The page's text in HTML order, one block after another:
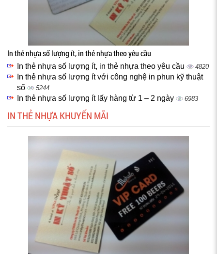
In thẻ nhựa số lượng ít, in thẻ nhựa theo yêu cầu
In thẻ nhựa số lượng ít, in thẻ nhựa theo yêu cầu 4820
In thẻ nhựa số lượng ít với công nghệ in phun kỹ thuật
số
5244
In thẻ nhựa số lượng ít lấy hàng từ 1 – 2 ngày 6983
IN THẺ NHỰA KHUYẾN MÃI